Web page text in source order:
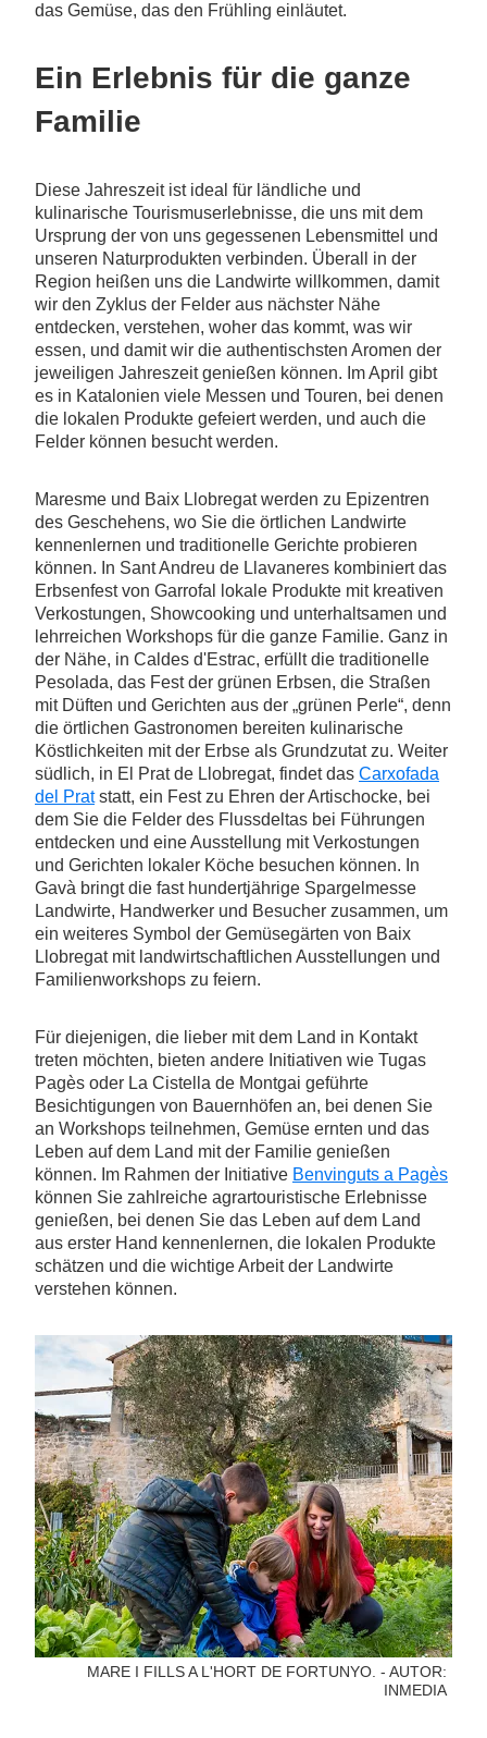
das Gemüse, das den Frühling einläutet.
Ein Erlebnis für die ganze
Familie
Diese Jahreszeit ist ideal für ländliche und
kulinarische Tourismuserlebnisse, die uns mit dem
Ursprung der von uns gegessenen Lebensmittel und
unseren Naturprodukten verbinden. Überall in der
Region heißen uns die Landwirte willkommen, damit
wir den Zyklus der Felder aus nächster Nähe
entdecken, verstehen, woher das kommt, was wir
essen, und damit wir die authentischsten Aromen der
jeweiligen Jahreszeit genießen können. Im April gibt
es in Katalonien viele Messen und Touren, bei denen
die lokalen Produkte gefeiert werden, und auch die
Felder können besucht werden.
Maresme und Baix Llobregat werden zu Epizentren
des Geschehens, wo Sie die örtlichen Landwirte
kennenlernen und traditionelle Gerichte probieren
können. In Sant Andreu de Llavaneres kombiniert das
Erbsenfest von Garrofal lokale Produkte mit kreativen
Verkostungen, Showcooking und unterhaltsamen und
lehrreichen Workshops für die ganze Familie. Ganz in
der Nähe, in Caldes d'Estrac, erfüllt die traditionelle
Pesolada, das Fest der grünen Erbsen, die Straßen
mit Düften und Gerichten aus der „grünen Perle“, denn
die örtlichen Gastronomen bereiten kulinarische
Köstlichkeiten mit der Erbse als Grundzutat zu. Weiter
südlich, in El Prat de Llobregat, findet das Carxofada
del Pratstatt, ein Fest zu Ehren der Artischocke, bei
dem Sie die Felder des Flussdeltas bei Führungen
entdecken und eine Ausstellung mit Verkostungen
und Gerichten lokaler Köche besuchen können. In
Gavà bringt die fast hundertjährige Spargelmesse
Landwirte, Handwerker und Besucher zusammen, um
ein weiteres Symbol der Gemüsegärten von Baix
Llobregat mit landwirtschaftlichen Ausstellungen und
Familienworkshops zu feiern.
Für diejenigen, die lieber mit dem Land in Kontakt
treten möchten, bieten andere Initiativen wie Tugas
Pagès oder La Cistella de Montgai geführte
Besichtigungen von Bauernhöfen an, bei denen Sie
an Workshops teilnehmen, Gemüse ernten und das
Leben auf dem Land mit der Familie genießen
können. Im Rahmen der Initiative Benvinguts a Pagès
können Sie zahlreiche agrartouristische Erlebnisse
genießen, bei denen Sie das Leben auf dem Land
aus erster Hand kennenlernen, die lokalen Produkte
schätzen und die wichtige Arbeit der Landwirte
verstehen können.
MARE I FILLS A L'HORT DE FORTUNYO. - AUTOR:
INMEDIA